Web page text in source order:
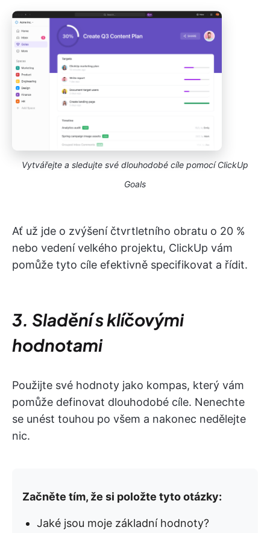
Vytvářejte a sledujte své dlouhodobé cíle pomocí ClickUp
Goals
Ať už jde o zvýšení čtvrtletního obratu o 20 %
nebo vedení velkého projektu, ClickUp vám
pomůže tyto cíle efektivně specifikovat a řídit.
3. Sladění s klíčovými
hodnotami
Použijte své hodnoty jako kompas, který vám
pomůže definovat dlouhodobé cíle. Nenechte
se unést touhou po všem a nakonec nedělejte
nic.
Začněte tím, že si položte tyto otázky:
Jaké jsou moje základní hodnoty?